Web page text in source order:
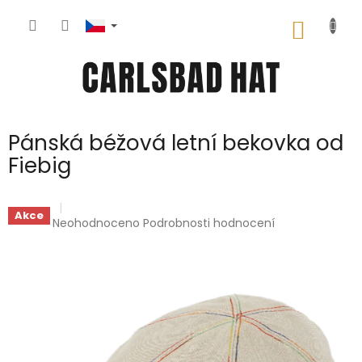
Pánská béžová letní bekovka od
Fiebig
Akce Průměrné
Neohodnoceno Podrobnosti hodnocení